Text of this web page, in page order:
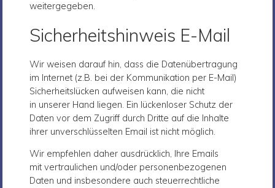
weitergegeben.
Sicherheitshinweis E-Mail
Wir weisen darauf hin, dass die Datenübertragung
im Internet (z.B. bei der Kommunikation per E-Mail)
Sicherheitslücken aufweisen kann, die nicht
in unserer Hand liegen. Ein lückenloser Schutz der
Daten vor dem Zugriff durch Dritte auf die Inhalte
ihrer unverschlüsselten Email ist nicht möglich.
Wir empfehlen daher ausdrücklich, Ihre Emails
mit vertraulichen und/oder personenbezogenen
Daten und insbesondere auch steuerrechtliche